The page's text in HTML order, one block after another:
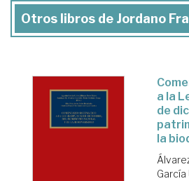
Otros libros de Jordano
a la
de
la